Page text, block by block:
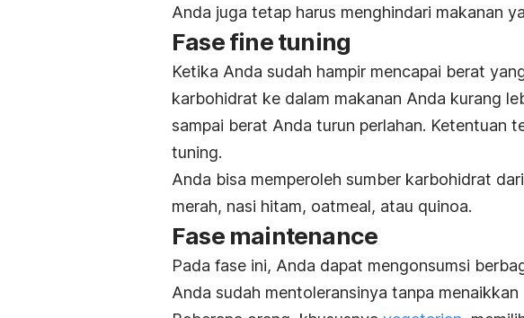
Anda juga tetap harus menghindari makanan
Fasefine tuning
Ketika Anda sudah hampir mencapai berat
karbohidrat ke dalam makanan Anda kurang
sampai berat Anda turun perlahan. Ketentuan
tuning.
Anda bisa memperoleh sumber karbohidrat
merah, nasi hitam, oatmeal, atau quinoa.
Fase maintenance
Pada fase ini, Anda dapat mengonsumsi
Anda sudah mentoleransinya tanpa